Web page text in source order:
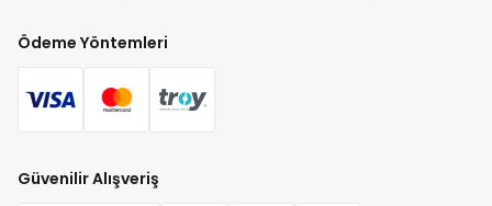
Ödeme Yöntemleri
Güvenilir Alışveriş